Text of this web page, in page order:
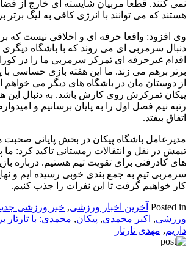
نمی کنند. قطعا مربیان شایسته ای خارج از
هستند که می توانند با انرژی کافی به لیگ برتر
وی افزود: واقعا حرفه ای و اخلاقی نیست که
دنبال سرمربی ای می روند که با باشگاه دیگری
اقدام غیرحرفه ای تمرکز سرمربی ما را در
برتر برهم می زند. ما این هفته بازی حساسی با
از دوستان مان در باشگاه های دیگر می خواهم
پیکان تمرکزش روی کارش باشد. به دنبال این
رتبه نیم فصل اول را به پایان برسانیم و
اتفاق بیفتد.
مدیرعامل باشگاه پیکان در بخش پایانی صحبت
تیمش در نقل و انتقالات زمستانی تاکید کرد:
های کادرفنی برای تقویت تیم هستیم. درباره
سرمربی تیم به جمع بندی خوبی رسیده ایم و
کار خواهیم گرفت تا این نفرات را جذب کنیم.
Posted in آخرین اخبار ورزشی, خبر ورزشی
ورزشی, اکبر محمدی, پیکان, محمدی: با تارتار
داریم, مهدی تارتار